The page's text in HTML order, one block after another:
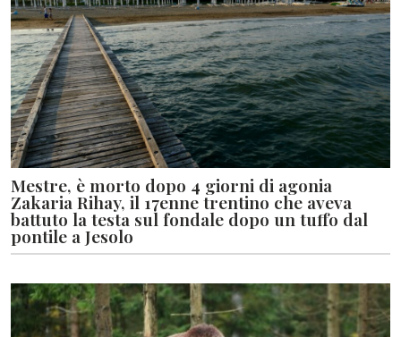
Mestre, è morto dopo 4 giorni di agonia
Zakaria Rihay, il 17enne trentino che aveva
battuto la testa sul fondale dopo un tuffo dal
pontile a Jesolo